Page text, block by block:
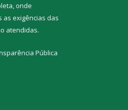
onde
as exigências das
atendidas.
Pública